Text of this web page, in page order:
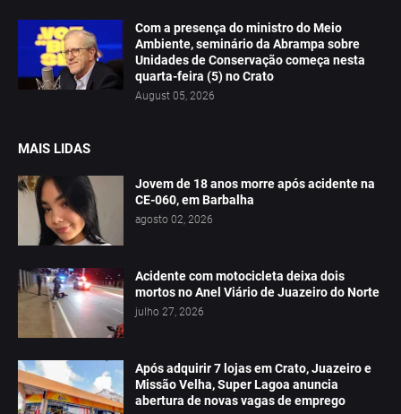
Com a presença do ministro do Meio
Ambiente, seminário da Abrampa sobre
Unidades de Conservação começa nesta
quarta-feira (5) no Crato
August 05, 2026
MAIS LIDAS
Jovem de 18 anos morre após acidente na
CE-060, em Barbalha
agosto 02, 2026
Acidente com motocicleta deixa dois
mortos no Anel Viário de Juazeiro do Norte
julho 27, 2026
Após adquirir 7 lojas em Crato, Juazeiro e
Missão Velha, Super Lagoa anuncia
abertura de novas vagas de emprego